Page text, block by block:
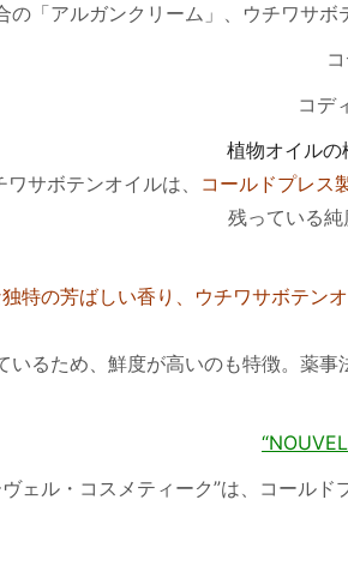
の「アルガンクリーム」、ウチワサ
コデ
植物オイル
サボテンオイルは、 コールドプレス
残っている
特の芳ばしい香り、ウチワサボテン
いるため、鮮度が高いのも特徴。薬
ヴェル・コスメティーク”は、コール